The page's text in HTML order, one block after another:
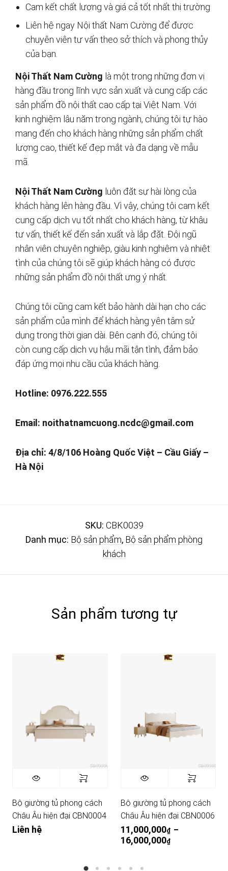
Cam kết chất lượng và giá cả tốt nhất thị trường
Liên hệ ngay Nội thất Nam Cường để được
chuyên viên tư vấn theo sở thích và phong thủy
của bạn.
Nội Thất Nam Cường là một trong những đơn vị
hàng đầu trong lĩnh vực sản xuất và cung cấp các
sản phẩm đồ nội thất cao cấp tại Việt Nam. Với
kinh nghiệm lâu năm trong ngành, chúng tôi tự hào
mang đến cho khách hàng những sản phẩm chất
lượng cao, thiết kế đẹp mắt và đa dạng về mẫu
mã.
Nội Thất Nam Cường luôn đặt sự hài lòng của
khách hàng lên hàng đầu. Vì vậy, chúng tôi cam kết
cung cấp dịch vụ tốt nhất cho khách hàng, từ khâu
tư vấn, thiết kế đến sản xuất và lắp đặt. Đội ngũ
nhân viên chuyên nghiệp, giàu kinh nghiệm và nhiệt
tình của chúng tôi sẽ giúp khách hàng có được
những sản phẩm đồ nội thất ưng ý nhất.
Chúng tôi cũng cam kết bảo hành dài hạn cho các
sản phẩm của mình để khách hàng yên tâm sử
dụng trong thời gian dài. Bên cạnh đó, chúng tôi
còn cung cấp dịch vụ hậu mãi tận tình, đảm bảo
đáp ứng mọi nhu cầu của khách hàng.
Hotline: 0976.222.555
Email: noithatnamcuong.ncdc@gmail.com
Địa chỉ: 4/8/106 Hoàng Quốc Việt – Cầu Giấy –
Hà Nội
SKU: CBK0039
Danh mục: Bộ sản phẩm, Bộ sản phẩm phòng
khách
Sản phẩm tương tự
Bộ giường tủ phong cách
Châu Âu hiện đại CBN0004
Liên hệ
Bộ giường tủ phong cách
Châu Âu hiện đại CBN0006
11,000,000₫ –
16,000,000₫